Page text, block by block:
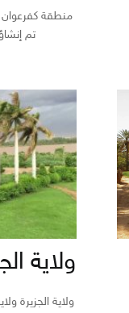
منطقة كفرعوان
تم إنشاؤه
ولاية
ولاية الجزيرة